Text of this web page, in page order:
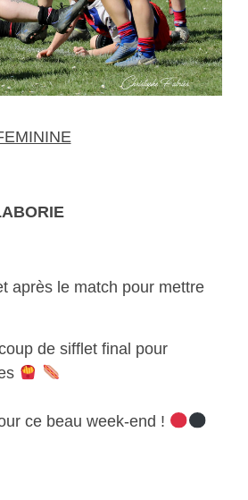
après le match pour mettre
de sifflet final pour
ce beau week-end !